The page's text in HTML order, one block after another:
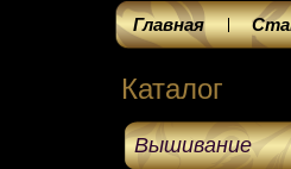
Главная
Каталог
Вышивание